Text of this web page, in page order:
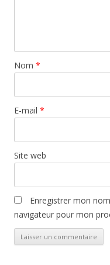
Nom *
E-mail *
Site web
Enregistrer mon
navigateur pour mon